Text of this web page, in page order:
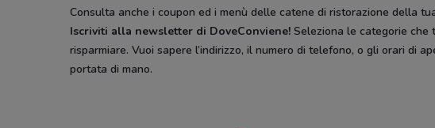
Consulta anche i coupon ed i menù delle catene di ristorazione della
Iscriviti alla newsletter di DoveConviene! Seleziona le categorie che
risparmiare. Vuoi sapere l’indirizzo, il numero di telefono, o gli orari di
portata di mano.